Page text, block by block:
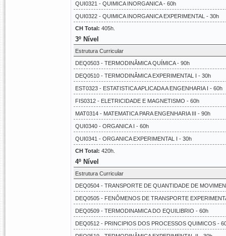
QUI0321 - QUIMICA INORGANICA - 60h
QUI0322 - QUIMICA INORGANICA EXPERIMENTAL - 30h
CH Total: 405h.
3º Nível
Estrutura Curricular
DEQ0503 - TERMODINÂMICA QUÍMICA - 90h
DEQ0510 - TERMODINÂMICA EXPERIMENTAL I - 30h
EST0323 - ESTATISTICA APLICADA A ENGENHARIA I - 60h
FIS0312 - ELETRICIDADE E MAGNETISMO - 60h
MAT0314 - MATEMATICA PARA ENGENHARIA III - 90h
QUI0340 - ORGANICA I - 60h
QUI0341 - ORGANICA EXPERIMENTAL I - 30h
CH Total: 420h.
4º Nível
Estrutura Curricular
DEQ0504 - TRANSPORTE DE QUANTIDADE DE
DEQ0505 - FENÔMENOS DE TRANSPORTE
DEQ0509 - TERMODINAMICA DO EQUILIBRIO - 60h
DEQ0512 - PRINCIPIOS DOS PROCESSOS QUIMICOS -